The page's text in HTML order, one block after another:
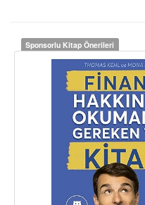
Sponsorlu Kitap Önerileri